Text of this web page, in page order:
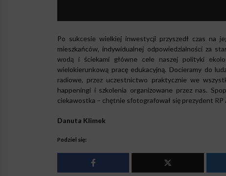
Po sukcesie wielkiej inwestycji przyszedł czas na
mieszkańców, indywidualnej odpowiedzialności za
wodą i ściekami główne cele naszej polityki
wielokierunkową pracę edukacyjną. Docieramy do
radiowe, przez uczestnictwo praktycznie we
happeningi i szkolenia organizowane przez nas.
ciekawostka – chętnie sfotografował się prezydent RP
Danuta Klimek
Podziel się: